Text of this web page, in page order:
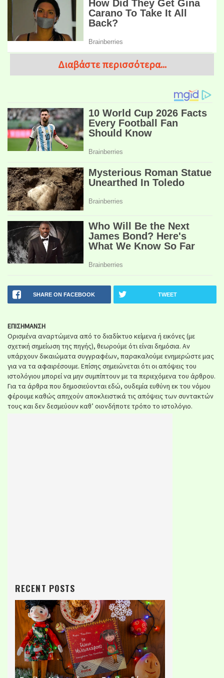
Διαβάστε περισσότερα...
SHARE ON FACEBOOK TWEET
ΕΠΙΣΗΜΑΝΣΗ
Ορισμένα αναρτώμενα από το διαδίκτυο κείμενα ή εικόνες (με
σχετική σημείωση της πηγής), θεωρούμε ότι είναι δημόσια. Αν
υπάρχουν δικαιώματα συγγραφέων, παρακαλούμε ενημερώστε μας
για να τα αφαιρέσουμε. Επίσης σημειώνεται ότι οι απόψεις του
ιστολόγιου μπορεί να μην συμπίπτουν με τα περιεχόμενα του άρθρου.
Για τα άρθρα που δημοσιεύονται εδώ, ουδεμία ευθύνη εκ του νόμου
φέρουμε καθώς απηχούν αποκλειστικά τις απόψεις των συντακτών
τους και δεν δεσμεύουν καθ’ οιονδήποτε τρόπο το ιστολόγιο.
RECENT POSTS